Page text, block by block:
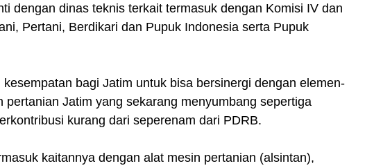
dengan dinas teknis terkait termasuk dengan Komisi IV dan
Pertani, Berdikari dan Pupuk Indonesia serta Pupuk
bagi Jatim untuk bisa bersinergi dengan elemen-
pertanian Jatim yang sekarang menyumbang sepertiga
kurang dari seperenam dari PDRB.
kaitannya dengan alat mesin pertanian (alsintan),